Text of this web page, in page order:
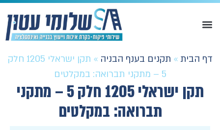
דף הבית » תקנים בענף הבניה »
תקן ישראלי 1205 חלק
5 – מתקני תברואה: במקלטים
תקן ישראלי 1205 חלק 5 – מתקני
תברואה: במקלטים